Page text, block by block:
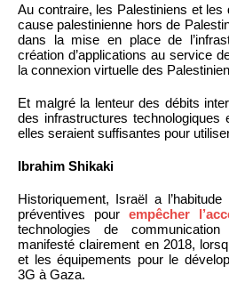
Au contraire, les Palestiniens et les
cause palestinienne hors de
dans la mise en place de
création d’applications au service
la connexion virtuelle des
Et malgré la lenteur des débits
des infrastructures
elles seraient suffisantes pour
Ibrahim Shikaki
Historiquement, Israël a
préventives pour empêcher
technologies de
manifesté clairement en 2018,
et les équipements pour le
3G à Gaza.